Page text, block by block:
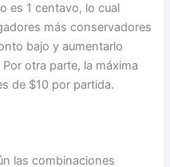
es 1 centavo, lo cual
más conservadores
bajo y aumentarlo
otra parte, la máxima
de $10 por partida.
las combinaciones